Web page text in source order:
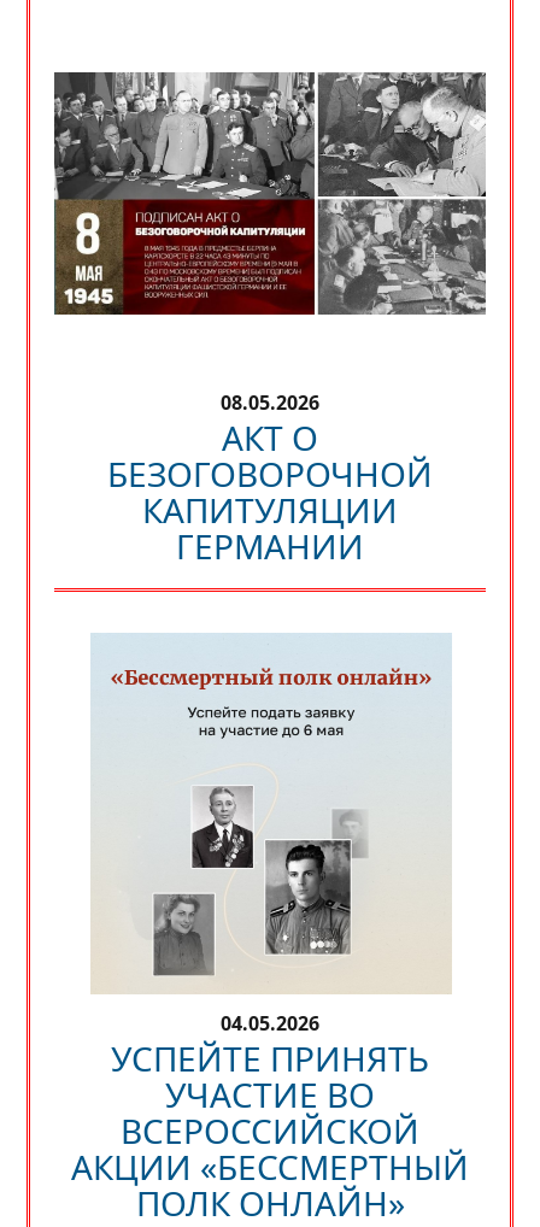
08.05.2026
АКТ О
БЕЗОГОВОРОЧНОЙ
КАПИТУЛЯЦИИ
ГЕРМАНИИ
04.05.2026
УСПЕЙТЕ ПРИНЯТЬ
УЧАСТИЕ ВО
ВСЕРОССИЙСКОЙ
АКЦИИ «БЕССМЕРТНЫЙ
ПОЛК ОНЛАЙН»